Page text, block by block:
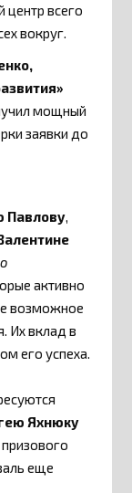
центр всего
вокруг.
мощный
заявки до
Павлову,
активно
возможное
Их вклад в
его успеха.
Яхнюку
еще